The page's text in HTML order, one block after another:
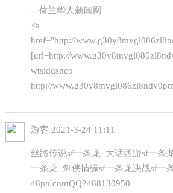
- 荷兰华人新闻网
<a
href="http://
[url=http://
wtsidqsnco
http://
游客 2021-3-24 11:11
丝路传说sf一条龙_大话西游sf一条
一条龙_剑侠情缘sf一条龙决战sf一
48pn.comQQ2488130950